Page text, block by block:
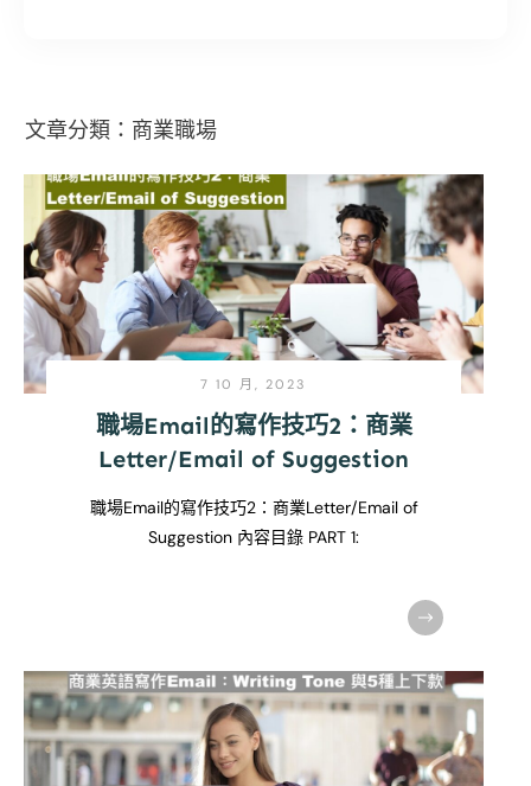
文章分類： 商業職場
7 10 月, 2023
職場Email的寫作技巧2：商業
Letter/Email of Suggestion
職場Email的寫作技巧2：商業Letter/Email of
Suggestion 內容目錄 PART 1: